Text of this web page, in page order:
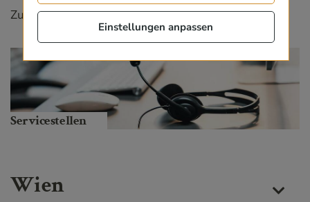
Zu den Serviceleistungen
Servicestellen
Wien
Einstellungen anpassen